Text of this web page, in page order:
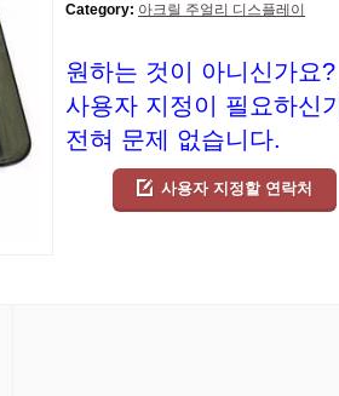
Category: 아크릴 주얼리 디스플레이
원하는 것이 아니신가요?
사용자 지정이 필요하신
전혀 문제 없습니다.
사용자 지정할 연락처